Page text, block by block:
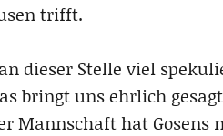
trifft.
dieser Stelle viel
bringt uns ehrlich
Mannschaft hat